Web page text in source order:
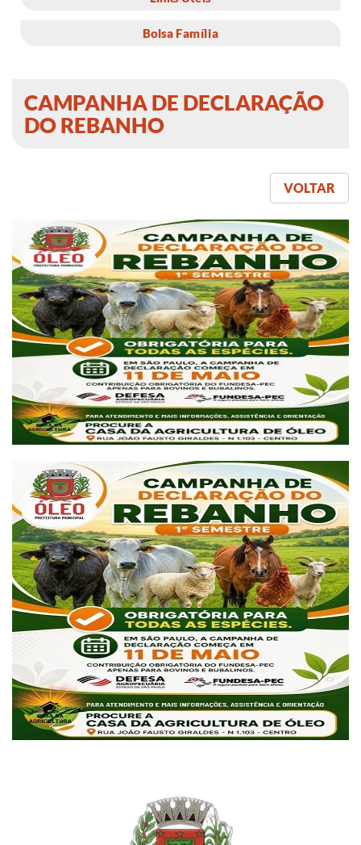
Bolsa Família
CAMPANHA DE DECLARAÇÃO
DO REBANHO
VOLTAR